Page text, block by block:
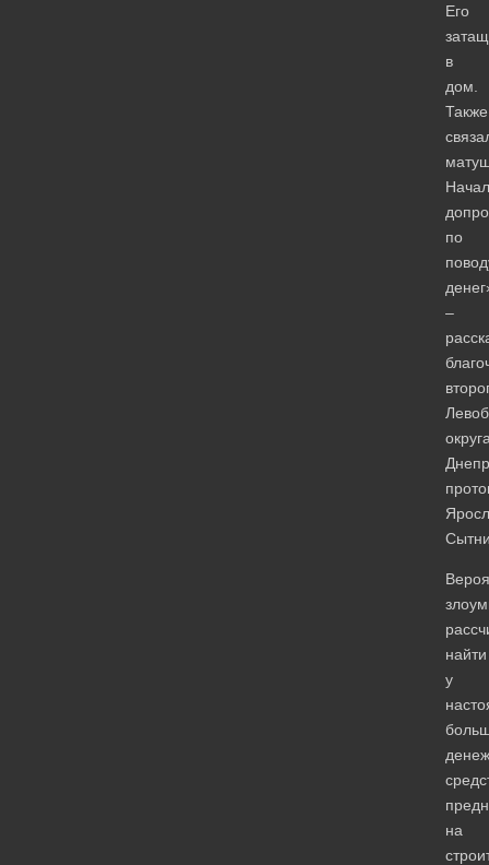
Его
в
дом.
Также
по
–
найти
у
на